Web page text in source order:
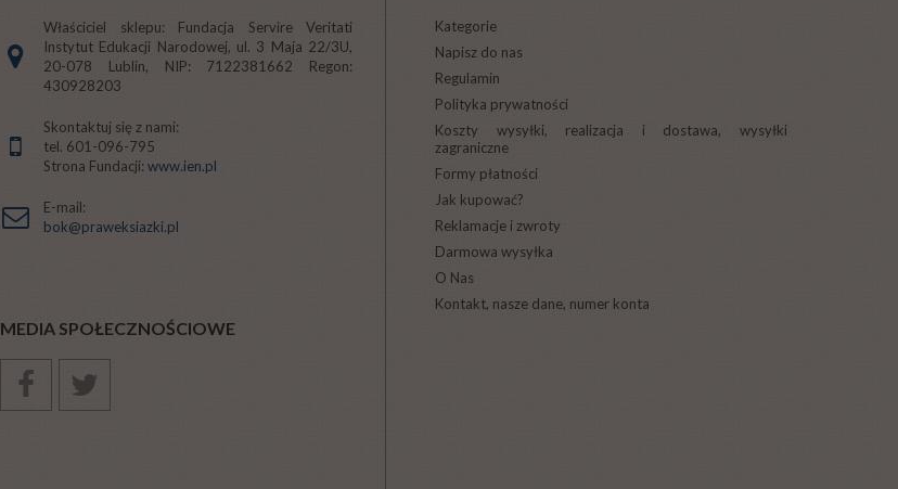
Właściciel sklepu: Fundacja Servire Veritati
Instytut Edukacji Narodowej, ul. 3 Maja 22/3U,
20-078 Lublin, NIP: 7122381662 Regon:
430928203
Skontaktuj się z nami:
tel. 601-096-795
Strona Fundacji: www.ien.pl
E-mail:
bok@praweksiazki.pl
MEDIA SPOŁECZNOŚCIOWE
Kategorie
Napisz do nas
Regulamin
Polityka prywatności
Koszty wysyłki, realizacja i dostawa, wysyłki
zagraniczne
Formy płatności
Jak kupować?
Reklamacje i zwroty
Darmowa wysyłka
O Nas
Kontakt, nasze dane, numer konta